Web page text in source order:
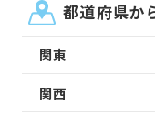
都道府県か
関東
関西